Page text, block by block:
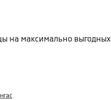
на максимально выгодных